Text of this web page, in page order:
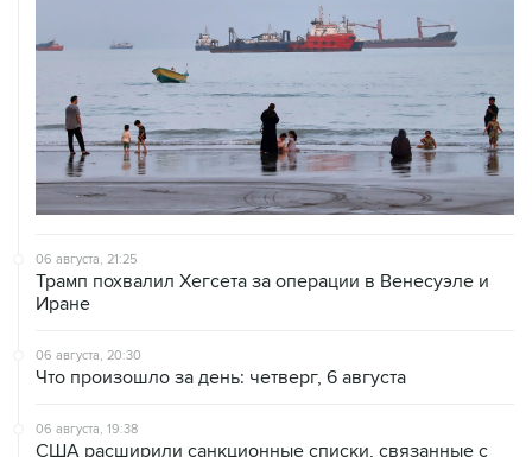
06 августа, 21:25
Трамп похвалил Хегсета за операции в Венесуэле и
Иране
06 августа, 20:30
Что произошло за день: четверг, 6 августа
06 августа, 19:38
США расширили санкционные списки, связанные с